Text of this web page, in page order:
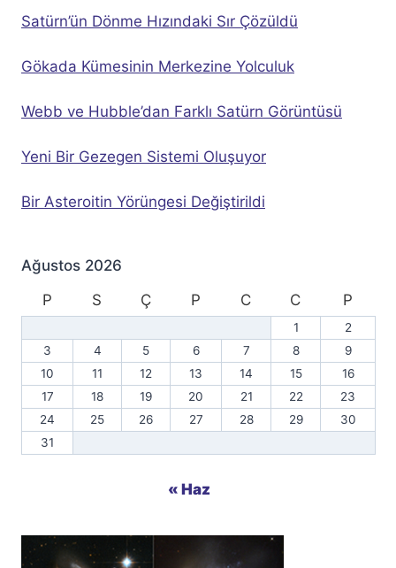
Satürn’ün Dönme Hızındaki Sır Çözüldü
Gökada Kümesinin Merkezine Yolculuk
Webb ve Hubble’dan Farklı Satürn Görüntüsü
Yeni Bir Gezegen Sistemi Oluşuyor
Bir Asteroitin Yörüngesi Değiştirildi
Ağustos 2026
P
S Ç P C C P
1
2
3
4 5 6 7 8
9
10
11 12 13 14 15
16
17
18 19 20 21 22
23
24
25 26 27 28 29
30
31
« Haz